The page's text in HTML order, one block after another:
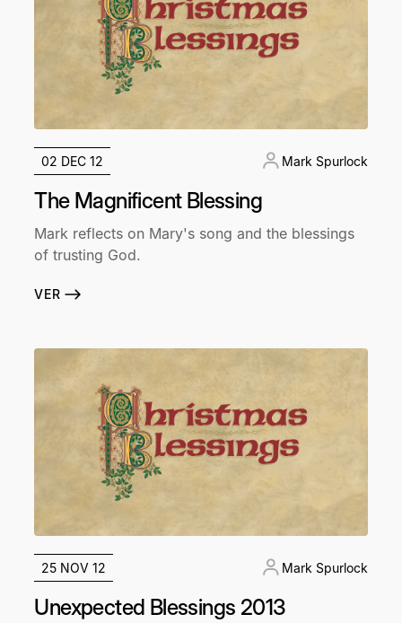
02 DEC 12 Mark Spurlock
The Magnificent Blessing
Mark reflects on Mary's song and the blessings
of trusting God.
VER
25 NOV 12 Mark Spurlock
Unexpected Blessings 2013